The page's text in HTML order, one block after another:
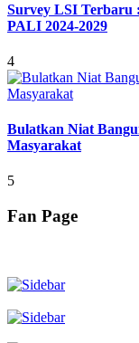
Survey LSI Terbaru
PALI 2024-2029
4
Bulatkan Niat
Masyarakat
5
Fan Page